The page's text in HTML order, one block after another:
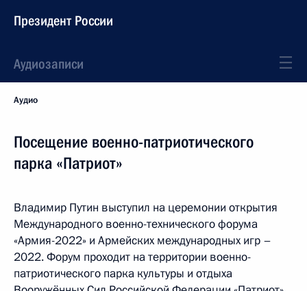
Президент России
Аудиозаписи
Аудио
Посещение военно-патриотического
парка «Патриот»
Владимир Путин выступил на церемонии открытия
Международного военно-технического форума
«Армия-2022» и Армейских международных игр –
2022. Форум проходит на территории военно-
патриотического парка культуры и отдыха